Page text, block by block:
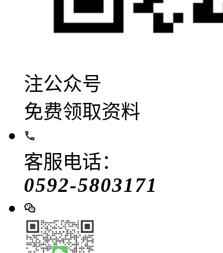
注公众号
免费领取资料
客服电话：
0592-5803171